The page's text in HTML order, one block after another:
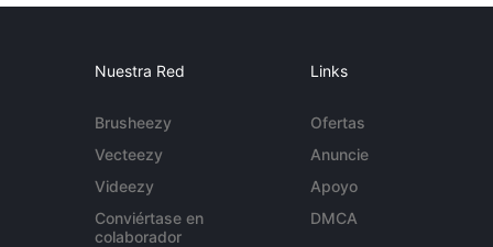
Nuestra Red
Brusheezy
Vecteezy
Videezy
Conviértase en
colaborador
Links
Ofertas
Anuncie
Apoyo
DMCA